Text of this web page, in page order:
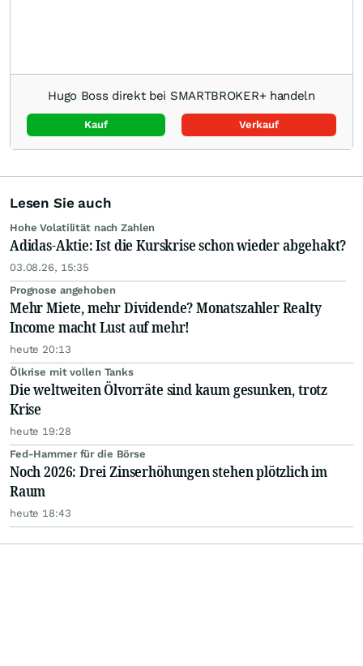
Hugo Boss direkt bei SMARTBROKER+ handeln
Kauf Verkauf
Lesen Sie auch
Hohe Volatilität nach Zahlen
Adidas-Aktie: Ist die Kurskrise schon wieder abgehakt?
03.08.26, 15:35
Prognose angehoben
Mehr Miete, mehr Dividende? Monatszahler Realty
Income macht Lust auf mehr!
heute 20:13
Ölkrise mit vollen Tanks
Die weltweiten Ölvorräte sind kaum gesunken, trotz
Krise
heute 19:28
Fed-Hammer für die Börse
Noch 2026: Drei Zinserhöhungen stehen plötzlich im
Raum
heute 18:43